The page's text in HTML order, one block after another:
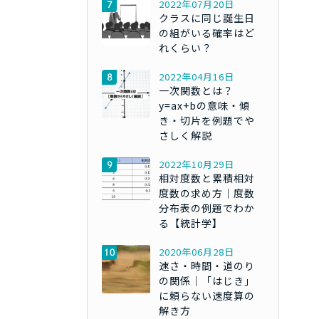
2022年07月20日
クラスに同じ誕生日
の組がいる確率はど
れくらい？
2022年04月16日
一次関数とは？
y=ax+bの意味・傾
き・切片を例題でや
さしく解説
2022年10月29日
相対度数と累積相対
度数の求め方｜度数
分布表の例題でわか
る【統計学】
2020年06月28日
速さ・時間・道のり
の関係｜「はじき」
に頼らない速度算の
解き方